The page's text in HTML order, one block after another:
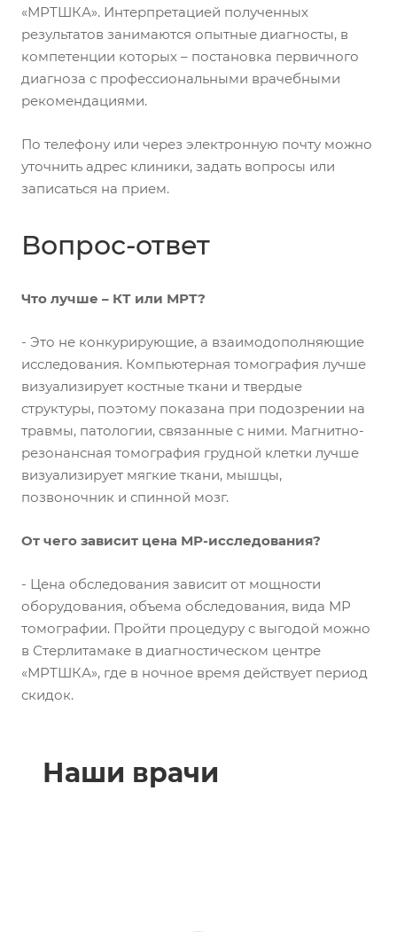
«МРТШКА». Интерпретацией полученных
результатов занимаются опытные диагносты, в
компетенции которых – постановка первичного
диагноза с профессиональными врачебными
рекомендациями.
По телефону или через электронную почту можно
уточнить адрес клиники, задать вопросы или
записаться на прием.
Вопрос-ответ
Что лучше – КТ или МРТ?
- Это не конкурирующие, а взаимодополняющие
исследования. Компьютерная томография лучше
визуализирует костные ткани и твердые
структуры, поэтому показана при подозрении на
травмы, патологии, связанные с ними. Магнитно-
резонансная томография грудной клетки лучше
визуализирует мягкие ткани, мышцы,
позвоночник и спинной мозг.
От чего зависит цена МР-исследования?
- Цена обследования зависит от мощности
оборудования, объема обследования, вида МР
томографии. Пройти процедуру с выгодой можно
в Стерлитамаке в диагностическом центре
«МРТШКА», где в ночное время действует период
скидок.
Наши врачи